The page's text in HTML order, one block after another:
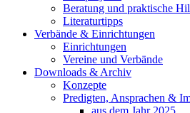
Beratung und praktische
Literaturtipps
Verbände & Einrichtungen
Einrichtungen
Vereine und Verbände
Downloads & Archiv
Konzepte
Predigten, Ansprachen &
aus dem Jahr 2025